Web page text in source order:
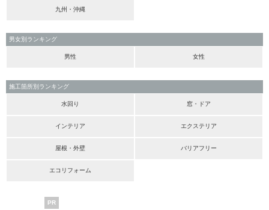
九州・沖縄
男女別ランキング
男性 女性
施工箇所別ランキング
水回り 窓・ドア
インテリア エクステリア
屋根・外壁 バリアフリー
エコリフォーム
PR